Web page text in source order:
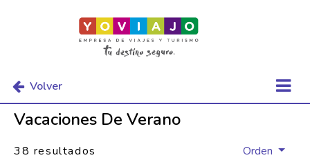
Volver
Vacaciones De Verano
38 resultados Orden